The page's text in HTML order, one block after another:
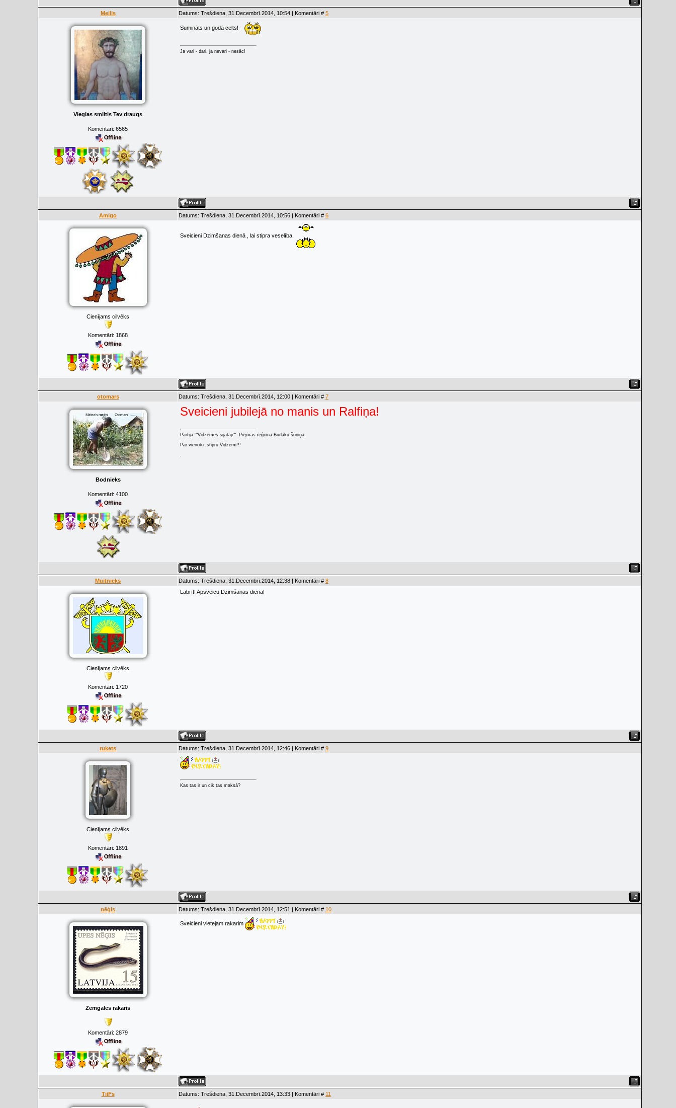
Meilis Datums: Trešdiena, 31.Decembrī.2014, 10:54 | Komentāri # 5
Vieglas smiltis Tev draugs
Komentāri: 6565
Sumināts un godā celts!
Ja vari - dari, ja nevari - nesāc!
Amigo Datums: Trešdiena, 31.Decembrī.2014, 10:56 | Komentāri # 6
Cienījams cilvēks
Komentāri: 1868
Sveicieni Dzimšanas dienā , lai stipra veselība.
otomars Datums: Trešdiena, 31.Decembrī.2014, 12:00 | Komentāri # 7
Bodnieks
Komentāri: 4100
Sveicieni jubilejā no manis un Ralfiņa!
Partija ""Vidzemes sijātāji"" .Piejūras reģiona Burlaku šūniņa.
Par vienotu ,stipru Vidzemi!!!
.
Muitnieks Datums: Trešdiena, 31.Decembrī.2014, 12:38 | Komentāri # 8
Cienījams cilvēks
Komentāri: 1720
Labrīt! Apsveicu Dzimšanas dienā!
rukets Datums: Trešdiena, 31.Decembrī.2014, 12:46 | Komentāri # 9
Cienījams cilvēks
Komentāri: 1891
Kas tas ir un cik tas maksā?
nēģis Datums: Trešdiena, 31.Decembrī.2014, 12:51 | Komentāri # 10
Zemgales rakaris
Komentāri: 2879
Sveicieni vietejam rakarim
TiiFs Datums: Trešdiena, 31.Decembrī.2014, 13:33 | Komentāri # 11